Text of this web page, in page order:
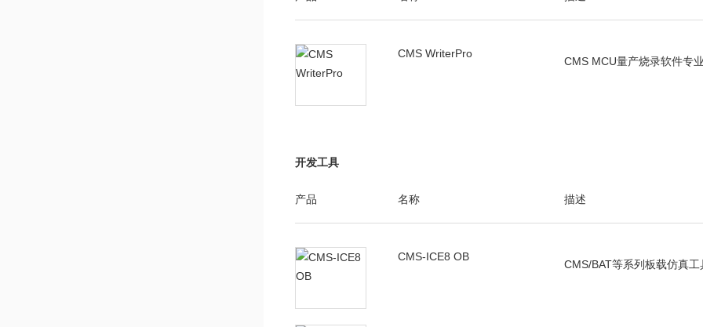
CMS WriterPro
CMS MCU量产烧录软件专
开发工具
产品 名称 描述
CMS-ICE8 OB
CMS/BAT等系列板载仿真工